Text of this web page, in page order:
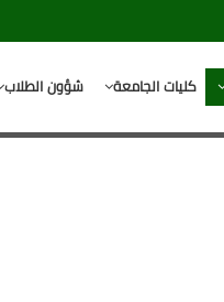
كليات الجامعة شؤون الطلاب